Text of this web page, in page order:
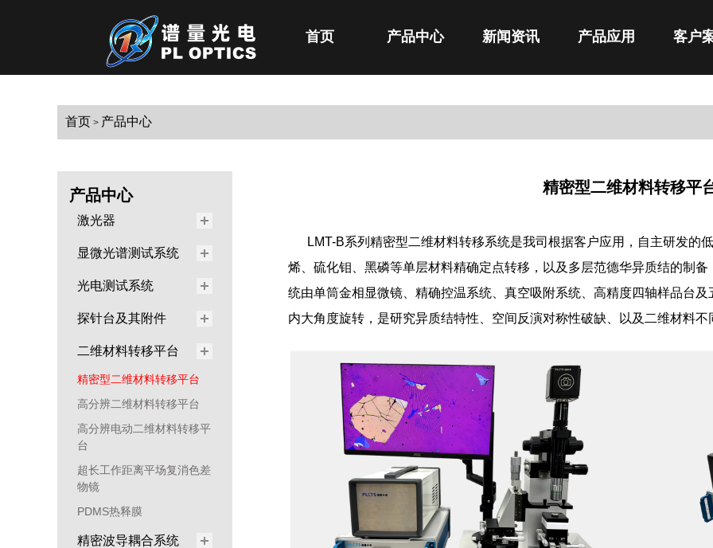
首页 产品中心 新闻资讯 产品应用 客户
首页 > 产品中心
产品中心
激光器
显微光谱测试系统
光电测试系统
探针台及其附件
二维材料转移平台
精密型二维材料转移平台
高分辨二维材料转移平台
高分辨电动二维材料转移平
台
超长工作距离平场复消色差
物镜
PDMS热释膜
精密波导耦合系统
精密型二维材料转移平
LMT-B系列精密型二维材料转移系统是我司根据客户应用，自主研发的
烯、硫化钼、黑磷等单层材料精确定点转移，以及多层范德华异质结的制
统由单筒金相显微镜、精确控温系统、真空吸附系统、高精度四轴样品台
内大角度旋转，是研究异质结特性、空间反演对称性破缺、以及二维材料